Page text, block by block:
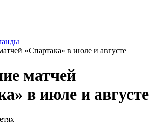
«Спартака» в июле и августе
матчей
в июле и августе